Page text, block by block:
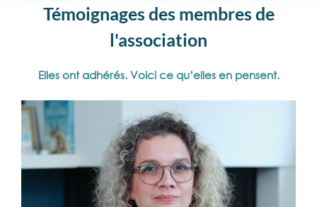
Témoignages des membres de
l'association
Elles ont adhérés. Voici ce qu’elles en pensent.